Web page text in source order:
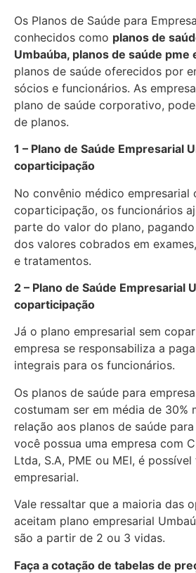
Os Planos de Saúde para
conhecidos como planos de
Umbaúba, planos de saúde pme
planos de saúde oferecidos por
sócios e funcionários. As
plano de saúde corporativo,
de planos.
1 – Plano de Saúde Empresarial
coparticipação
No convênio médico empresarial
coparticipação, os funcionários
parte do valor do plano,
dos valores cobrados em
e tratamentos.
2 – Plano de Saúde Empresarial
coparticipação
Já o plano empresarial sem
empresa se responsabiliza a
integrais para os funcionários.
Os planos de saúde para
costumam ser em média de 30%
relação aos planos de saúde
você possua uma empresa com
Ltda, S.A, PME ou MEI, é
empresarial.
Vale ressaltar que a maioria das
aceitam plano empresarial
são a partir de 2 ou 3 vidas.
Faça a cotação de tabelas de